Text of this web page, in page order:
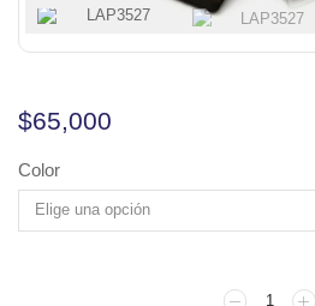
$65,000
Color
PIGMENTO